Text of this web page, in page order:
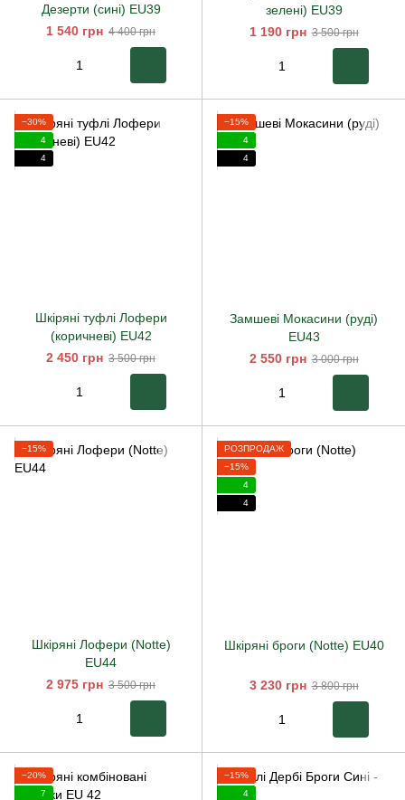
Дезерти (сині) EU39
1 540 грн 4 400 грн
зелені) EU39
1 190 грн 3 500 грн
−30%
4
4
Шкіряні туфлі Лофери
(коричневі) EU42
2 450 грн 3 500 грн
−15%
4
4
Замшеві Мокасини (руді)
EU43
2 550 грн 3 000 грн
−15%
Шкіряні Лофери (Notte)
EU44
2 975 грн 3 500 грн
РОЗПРОДАЖ
−15%
4
4
Шкіряні броги (Notte) EU40
3 230 грн 3 800 грн
−20%
7
−15%
4